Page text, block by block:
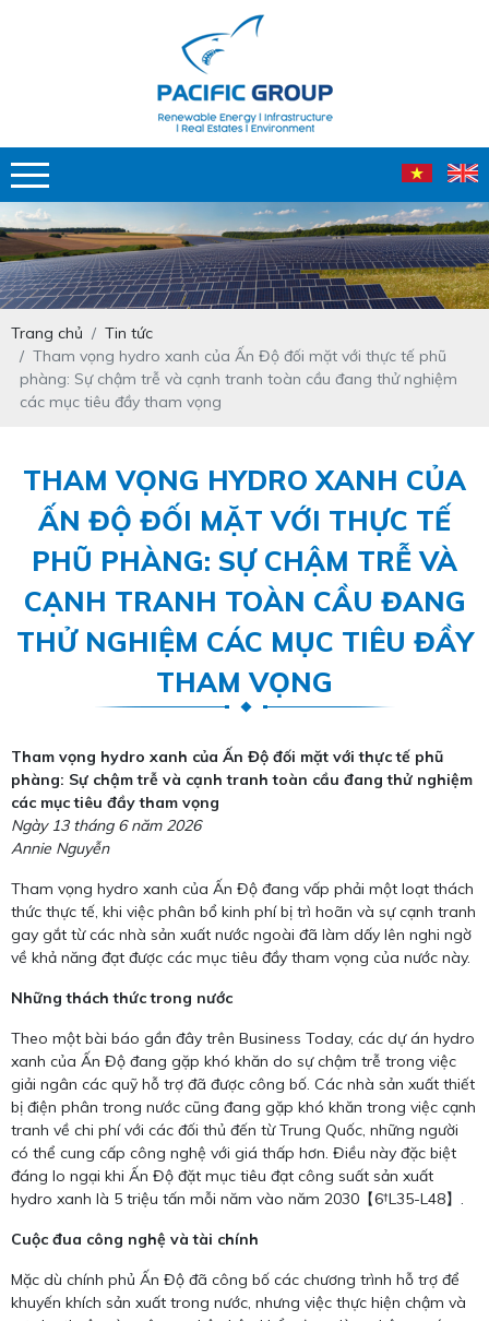
Trang chủ
Tin tức
Tham vọng hydro xanh của Ấn Độ đối mặt với thực tế phũ
phàng: Sự chậm trễ và cạnh tranh toàn cầu đang thử nghiệm
các mục tiêu đầy tham vọng
THAM VỌNG HYDRO XANH CỦA
ẤN ĐỘ ĐỐI MẶT VỚI THỰC TẾ
PHŨ PHÀNG: SỰ CHẬM TRỄ VÀ
CẠNH TRANH TOÀN CẦU ĐANG
THỬ NGHIỆM CÁC MỤC TIÊU ĐẦY
THAM VỌNG
Tham vọng hydro xanh của Ấn Độ đối mặt với thực tế phũ
phàng: Sự chậm trễ và cạnh tranh toàn cầu đang thử nghiệm
các mục tiêu đầy tham vọng
Ngày 13 tháng 6 năm 2026
Annie Nguyễn
Tham vọng hydro xanh của Ấn Độ đang vấp phải một loạt thách
thức thực tế, khi việc phân bổ kinh phí bị trì hoãn và sự cạnh tranh
gay gắt từ các nhà sản xuất nước ngoài đã làm dấy lên nghi ngờ
về khả năng đạt được các mục tiêu đầy tham vọng của nước này.
Những thách thức trong nước
Theo một bài báo gần đây trên Business Today, các dự án hydro
xanh của Ấn Độ đang gặp khó khăn do sự chậm trễ trong việc
giải ngân các quỹ hỗ trợ đã được công bố. Các nhà sản xuất thiết
bị điện phân trong nước cũng đang gặp khó khăn trong việc cạnh
tranh về chi phí với các đối thủ đến từ Trung Quốc, những người
có thể cung cấp công nghệ với giá thấp hơn. Điều này đặc biệt
đáng lo ngại khi Ấn Độ đặt mục tiêu đạt công suất sản xuất
hydro xanh là 5 triệu tấn mỗi năm vào năm 2030【6†L35-L48】.
Cuộc đua công nghệ và tài chính
Mặc dù chính phủ Ấn Độ đã công bố các chương trình hỗ trợ để
khuyến khích sản xuất trong nước, nhưng việc thực hiện chậm và